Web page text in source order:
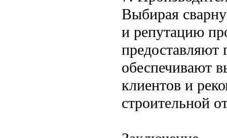
Выбирая
и репутацию
предоставляют
обеспечивают
клиентов и
строительной